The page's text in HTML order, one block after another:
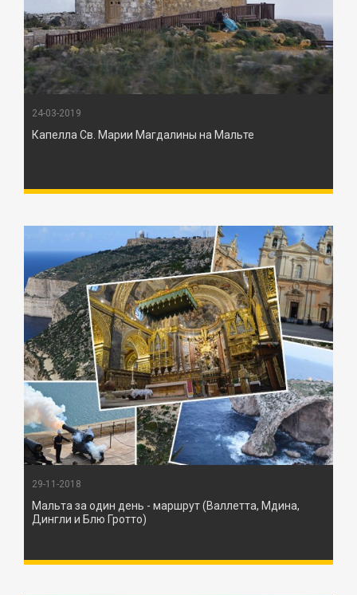
24-03-2019
Капелла Св. Марии Магдалины на Мальте
29-11-2018
Мальта за один день - маршрут (Валлетта, Мдина,
Дингли и Блю Гротто)